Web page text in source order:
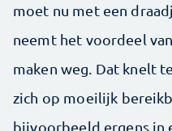
moet nu met een
neemt het voordeel
maken weg. Dat knelt
zich op moeilijk
bijvoorbeeld ergens in